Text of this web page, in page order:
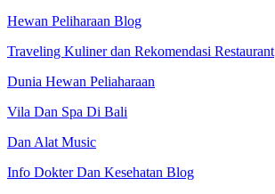
Hewan Peliharaan Blog
Traveling Kuliner dan Rekomendasi Restaurant
Dunia Hewan Peliaharaan
Vila Dan Spa Di Bali
Dan Alat Music
Info Dokter Dan Kesehatan Blog